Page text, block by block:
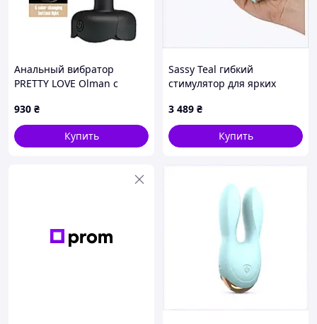
Анальный вибратор
PRETTY LOVE Olman с
8.8 см sexstyle
930 ₴
Купить
Sassy Teal гибкий
стимулятор для ярких
3 489 ₴
Купить